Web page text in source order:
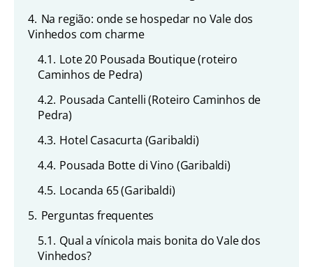
4. Na região: onde se hospedar no Vale dos
Vinhedos com charme
4.1. Lote 20 Pousada Boutique (roteiro
Caminhos de Pedra)
4.2. Pousada Cantelli (Roteiro Caminhos de
Pedra)
4.3. Hotel Casacurta (Garibaldi)
4.4. Pousada Botte di Vino (Garibaldi)
4.5. Locanda 65 (Garibaldi)
5. Perguntas frequentes
5.1. Qual a vínicola mais bonita do Vale dos
Vinhedos?